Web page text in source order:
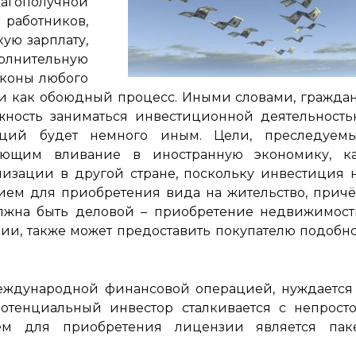
зарплату,
любого
как обоюдный процесс. Иными словами,
заниматься инвестиционной
будет немного иным. Цели,
вливание в иностранную экономику,
в другой стране, поскольку инвестиция
для приобретения вида на жительство,
быть деловой – приобретение
также может предоставить покупателю
финансовой операцией,
инвестор сталкивается с
для приобретения лицензии является